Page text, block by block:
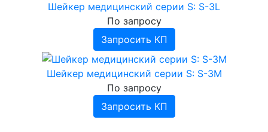
Шейкер медицинский серии S: S-3L
По запросу
Запросить КП
Шейкер медицинский серии S: S-3М
По запросу
Запросить КП